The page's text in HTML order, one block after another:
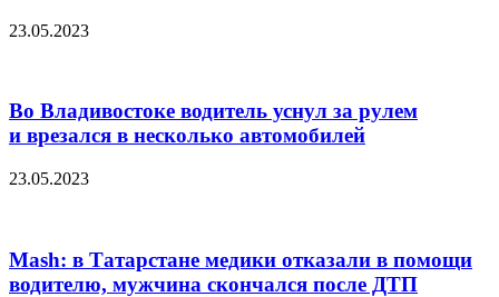
23.05.2023
Во Владивостоке водитель уснул за рулем
и врезался в несколько автомобилей
23.05.2023
Mash: в Татарстане медики отказали в помощи
водителю, мужчина скончался после ДТП